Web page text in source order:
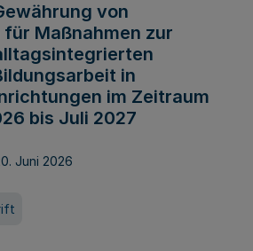
von
Maßnahmen zur
in
im Zeitraum
bis Juli 2027
Juni 2026